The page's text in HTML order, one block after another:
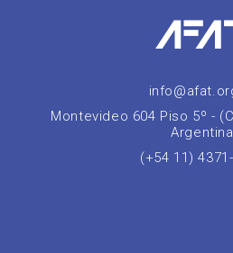
Montevideo 604 Piso 5º -
Argentina
(+54 11)